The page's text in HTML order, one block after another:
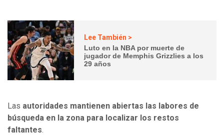
Lee También >
Luto en la NBA por muerte de
jugador de Memphis Grizzlies a los
29 años
Las autoridades mantienen abiertas las labores de
búsqueda en la zona para localizar los restos
faltantes.